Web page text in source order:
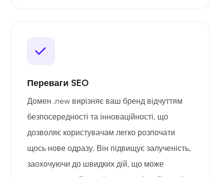
Переваги SEO
Домен .new вирізняє ваш бренд відчуттям
безпосередності та інноваційності, що
дозволяє користувачам легко розпочати
щось нове одразу. Він підвищує залученість,
заохочуючи до швидких дій, що може